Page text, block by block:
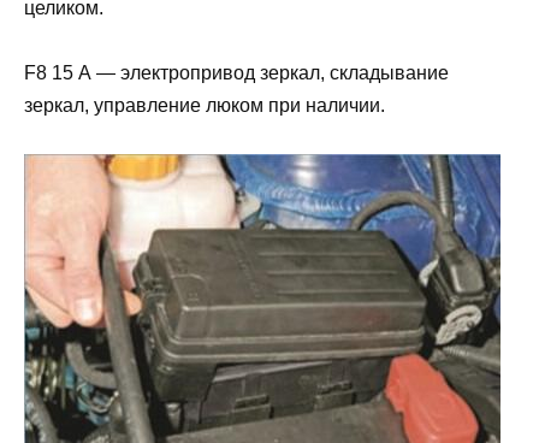
целиком.
F8 15 А — электропривод зеркал, складывание
зеркал, управление люком при наличии.